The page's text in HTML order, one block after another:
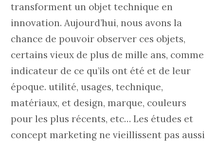
transforment un objet technique en
innovation. Aujourd’hui, nous avons la
chance de pouvoir observer ces objets,
certains vieux de plus de mille ans, comme
indicateur de ce qu’ils ont été et de leur
époque. utilité, usages, technique,
matériaux, et design, marque, couleurs
pour les plus récents, etc… Les études et
concept marketing ne vieillissent pas aussi